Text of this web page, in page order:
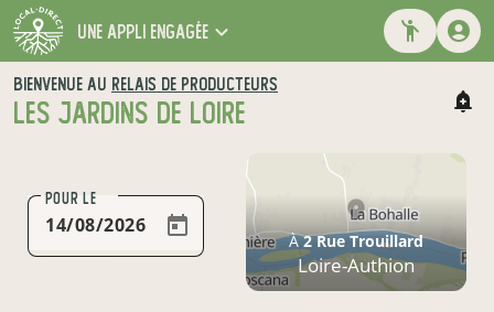
une appli engagée
BIENVENUE AU RELAIS DE PRODUCTEURS
LES JARDINS DE LOIRE
POUR LE
À2 Rue Trouillard
Loire-Authion